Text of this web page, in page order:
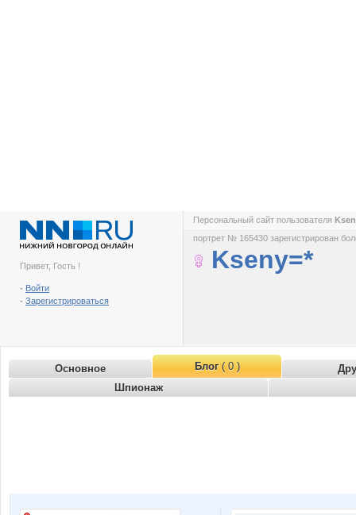
Привет, Гость !
- Войти
- Зарегистрироваться
Персональный сайт пользователя
портрет № 165430 зарегистрирован
Kseny=*
Основное Блог( 0 )
Шпионаж